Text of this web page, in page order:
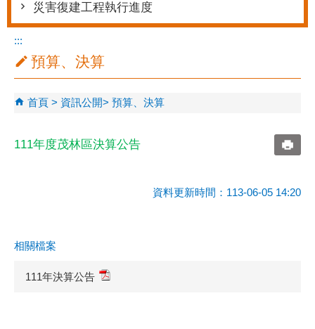
災害復建工程執行進度
:::
預算、決算
首頁 資訊公開 預算、決算
111年度茂林區決算公告
資料更新時間：113-06-05 14:20
相關檔案
111年決算公告